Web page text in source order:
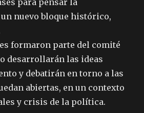
nuevo bloque histórico,
formaron parte del comité
desarrollarán las ideas
y debatirán en torno a las
abiertas, en un contexto
y crisis de la política.